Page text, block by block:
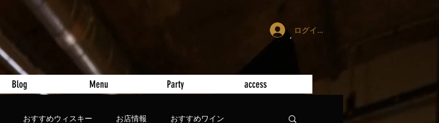
ログイン
Blog Menu Party access
おすすめウィスキー お店情報 おすすめワイン